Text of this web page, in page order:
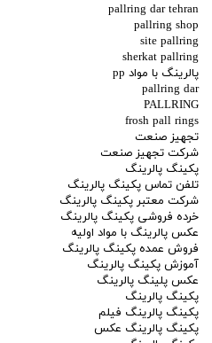
pallring dar tehran
pallring shop
site pallring
sherkat pallring
پالرینگ با مواد pp
pallring dar
PALLRING
frosh pall rings
تجهیز صنعت
شرکت تجهیز صنعت
پکینگ پالرینگ
تلفن تماس پکینگ پالرینگ
شرکت معتبر پکینگ پالرینگ
خرده فروشی پکینگ پالرینگ
عکس پالرینگ با مواد اولیه
فروش عمده پکینگ پالرینگ
آموزش پکینگ پالرینگ
عکس پلینگ پالرینگ
پکینگ پالرینگ
پکینگ پالرینگ فیلم
پکینگ پالرینگ عکس